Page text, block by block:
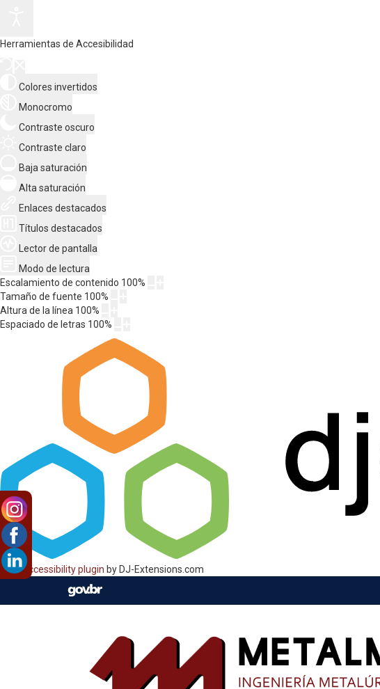
Herramientas de Accesibilidad
Colores invertidos
Monocromo
Contraste oscuro
Contraste claro
Baja saturación
Alta saturación
Enlaces destacados
Títulos destacados
Lector de pantalla
Modo de lectura
Escalamiento de contenido 100%
Tamaño de fuente 100%
Altura de la línea 100%
Espaciado de letras 100%
Web Accessibility plugin by DJ-Extensions.com